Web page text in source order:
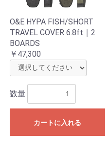
O&E HYPA FISH/SHORT
TRAVEL COVER 6.8ft｜2
BOARDS
￥47,300
数量
カートに入れる
お買い物を続ける